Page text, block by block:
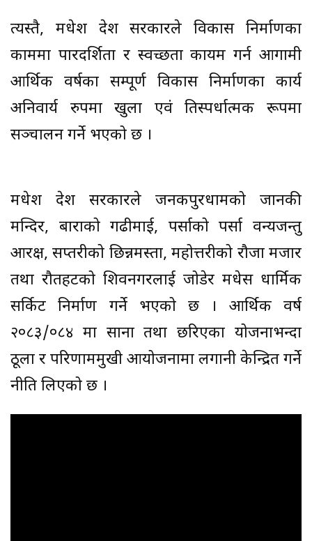
त्यस्तै, मधेश प्रदेश सरकारले विकास निर्माणका
काममा पारदर्शिता र स्वच्छता कायम गर्न आगामी
आर्थिक वर्षका सम्पूर्ण विकास निर्माणका कार्य
अनिवार्य रुपमा खुला एवं प्रतिस्पर्धात्मक रूपमा
सञ्चालन गर्ने भएको छ ।
मधेश प्रदेश सरकारले जनकपुरधामको जानकी
मन्दिर, बाराको गढीमाई, पर्साको पर्सा वन्यजन्तु
आरक्ष, सप्तरीको छिन्नमस्ता, महोत्तरीको रौजा मजार
तथा रौतहटको शिवनगरलाई जोडेर मधेस धार्मिक
सर्किट निर्माण गर्ने भएको छ । आर्थिक वर्ष
२०८३/०८४ मा साना तथा छरिएका योजनाभन्दा
ठूला र परिणाममुखी आयोजनामा लगानी केन्द्रित गर्ने
नीति लिएको छ ।